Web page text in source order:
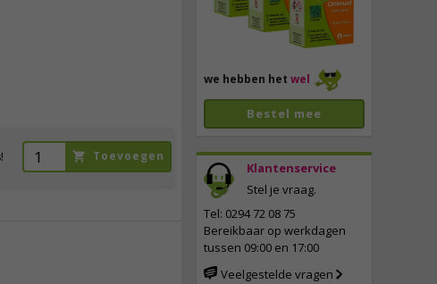
we hebben het wel
Bestel mee
Klantenservice
Stel je vraag.
Tel: 0294 72 08 75
Bereikbaar op werkdagen
tussen 09:00 en 17:00
Veelgestelde vragen
Toevoegen